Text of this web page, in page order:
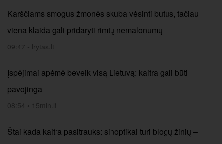
Karščiams smogus žmonės skuba vėsinti butus, tačiau
viena klaida gali pridaryti rimtų nemalonumų
09:47 • lrytas.lt
Įspėjimai apėmė beveik visą Lietuvą: kaitra gali būti
pavojinga
08:54 • 15min.lt
Štai kada kaitra pasitrauks: sinoptikai turi blogų žinių –